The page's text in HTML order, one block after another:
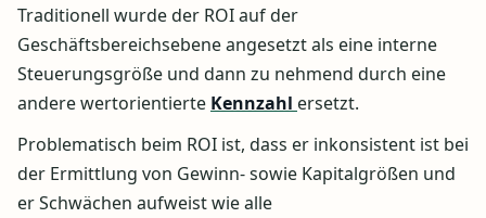
Traditionell wurde der ROI auf der
Geschäftsbereichsebene angesetzt als eine interne
Steuerungsgröße und dann zu nehmend durch eine
andere wertorientierte Kennzahl ersetzt.
Problematisch beim ROI ist, dass er inkonsistent ist bei
der Ermittlung von Gewinn- sowie Kapitalgrößen und
er Schwächen aufweist wie alle